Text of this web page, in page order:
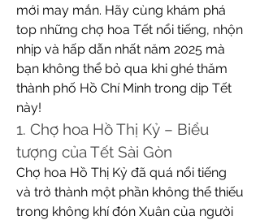
mới may mắn. Hãy cùng khám phá
top những chợ hoa Tết nổi tiếng, nhộn
nhịp và hấp dẫn nhất năm 2025 mà
bạn không thể bỏ qua khi ghé thăm
thành phố Hồ Chí Minh trong dịp Tết
này!
1. Chợ hoa Hồ Thị Kỷ – Biểu
tượng của Tết Sài Gòn
Chợ hoa Hồ Thị Kỷ đã quá nổi tiếng
và trở thành một phần không thể thiếu
trong không khí đón Xuân của người